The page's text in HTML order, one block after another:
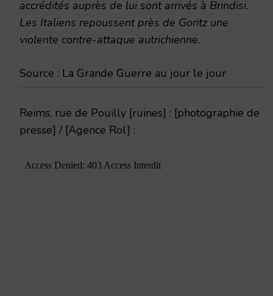
accrédités auprès de lui sont arrivés à Brindisi.
Les Italiens repoussent près de Goritz une
violente contre-attaque autrichienne.
Source : La Grande Guerre au jour le jour
Reims, rue de Pouilly [ruines] : [photographie de
presse] / [Agence Rol] :